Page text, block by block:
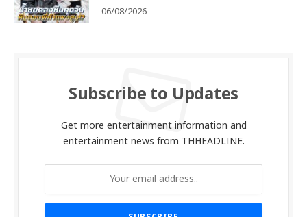
06/08/2026
Subscribe to Updates
Get more entertainment information and
entertainment news from THHEADLINE.